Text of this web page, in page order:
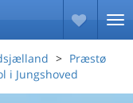
Præstø
i Jungshoved